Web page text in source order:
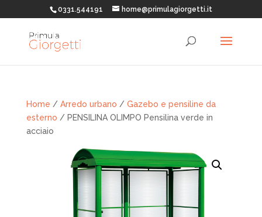
0331.544191 home@primulagiorgetti.it
Home / Arredo urbano / Gazebo e pensiline da
esterno / PENSILINA OLIMPO Pensilina verde in
acciaio